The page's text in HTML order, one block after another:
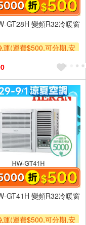
GT28H 變頻R32冷暖窗
運(運費$500,可分期,安
期以上分期0利率,需付
基本安裝運費)
$500
GT41H 變頻R32冷暖窗
運(運費$500,可分期,安